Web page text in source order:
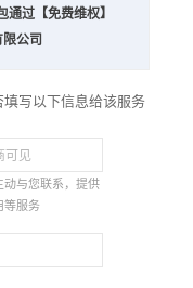
过【免费维权】
公司
写以下信息给该服务
与您联系，提供
等服务